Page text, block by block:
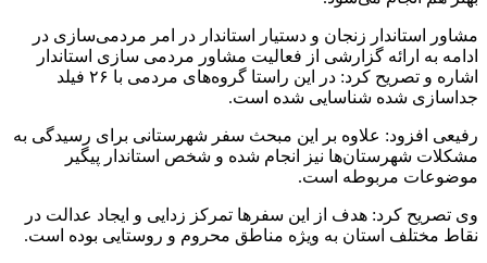
مشاور استاندار زنجان و دستیار استاندار در امر مردمی‌سازی در
ادامه به ارائه گزارشی از فعالیت مشاور مردمی سازی استاندار
اشاره و تصریح کرد: در این راستا گروه‌های مردمی با ۲۶ فیلد
جداسازی شده شناسایی شده است.
رفیعی افزود: علاوه بر این مبحث سفر شهرستانی برای رسیدگی به
مشکلات شهرستان‌ها نیز انجام شده و شخص استاندار پیگیر
موضوعات مربوطه است.
وی تصریح کرد: هدف از این سفرها تمرکز زدایی و ایجاد عدالت در
نقاط مختلف استان به ویژه مناطق محروم و روستایی بوده است.